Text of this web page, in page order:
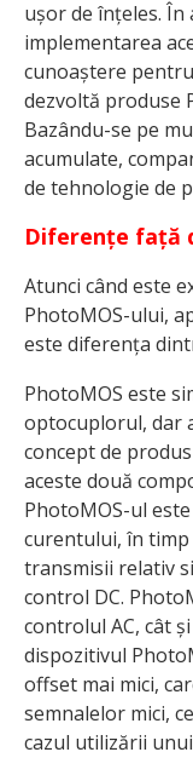
ușor de înțeles. În
implementarea
cunoaștere
dezvoltă produse
Bazându-se pe
acumulate,
de tehnologie de
Diferențe față
Atunci când este
PhotoMOS-ului,
este diferența
PhotoMOS este
optocuplorul, dar
concept de
aceste două
PhotoMOS-ul
curentului, în
transmisii relativ
control DC.
controlul AC, cât
dispozitivul
offset mai mici,
semnalelor mici,
cazul utilizării